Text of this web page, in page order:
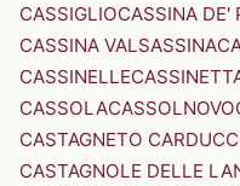
CASSIGLIOCASSINA DE'
CASSINA VALSASSINA
CASSINELLE
CASSOLACASSOLNOVO
CASTAGNETO
CASTAGNOLE DELLE